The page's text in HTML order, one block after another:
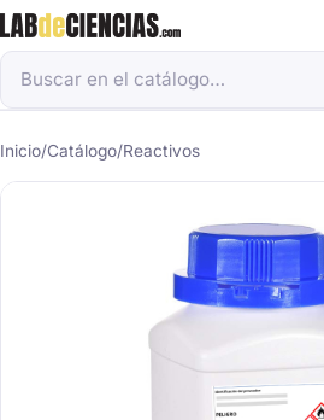
Inicio/Catálogo/Reactivos